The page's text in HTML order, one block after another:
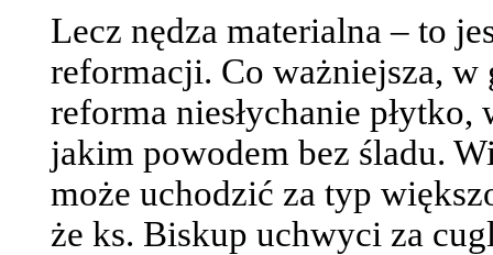
Lecz nędza materialna – to
reformacji. Co ważniejsza, w
reforma niesłychanie
jakim powodem bez śladu.
może uchodzić za typ
że ks. Biskup uchwyci za